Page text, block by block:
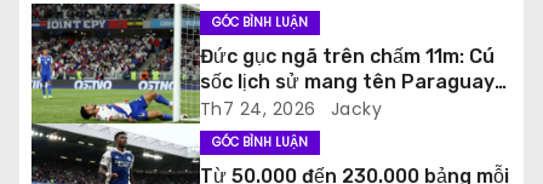
g
b
à
GÓC BÌNH LUẬN
Đức gục ngã trên chấm 11m: Cú
sốc lịch sử mang tên Paraguay
tại World Cup 2026
Th7 24, 2026 Jacky
GÓC BÌNH LUẬN
Từ 50.000 đến 230.000 bảng mỗi